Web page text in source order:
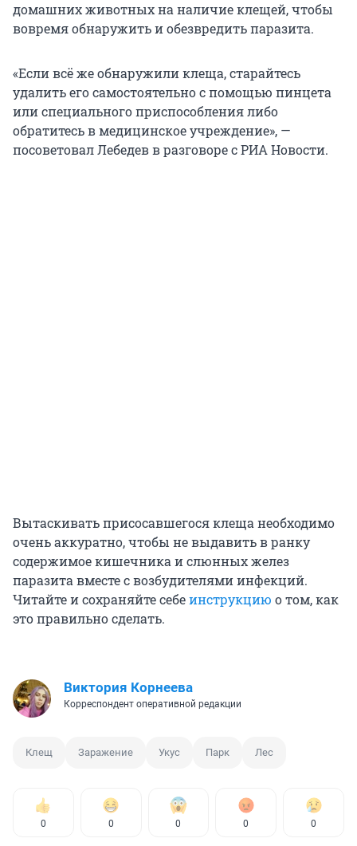
домашних животных на наличие клещей, чтобы
вовремя обнаружить и обезвредить паразита.
«Если всё же обнаружили клеща, старайтесь
удалить его самостоятельно с помощью пинцета
или специального приспособления либо
обратитесь в медицинское учреждение», —
посоветовал Лебедев в разговоре с РИА Новости.
​Вытаскивать присосавшегося клеща необходимо
очень аккуратно, чтобы не выдавить в ранку
содержимое кишечника и слюнных желез
паразита вместе с возбудителями инфекций.
Читайте и сохраняйте себеинструкцию о том, как
это правильно сделать.
Виктория Корнеева
Корреспондент оперативной редакции
Клещ Заражение Укус Парк Лес
0 0 0 0 0